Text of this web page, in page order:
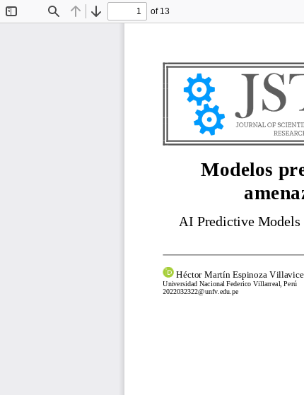
Find Previous
Next
of 13
Modelos
AI Predictive Models
Héctor Martín Espinoza
Universidad Nacional Federico Villarreal , Perú
2022032322@unfv.edu.pe